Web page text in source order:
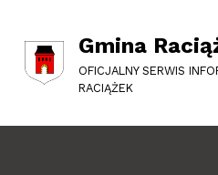
Gmina
OFICJALNY SERWIS
RACIĄŻEK